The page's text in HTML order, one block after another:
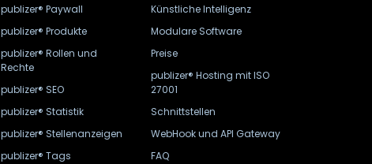
publizer® Paywall
publizer® Produkte
publizer® Rollen und
Rechte
publizer® SEO
publizer® Statistik
publizer® Stellenanzeigen
publizer® Tags
Künstliche Intelligenz
Modulare Software
Preise
publizer® Hosting mit ISO
27001
Schnittstellen
WebHook und API Gateway
FAQ